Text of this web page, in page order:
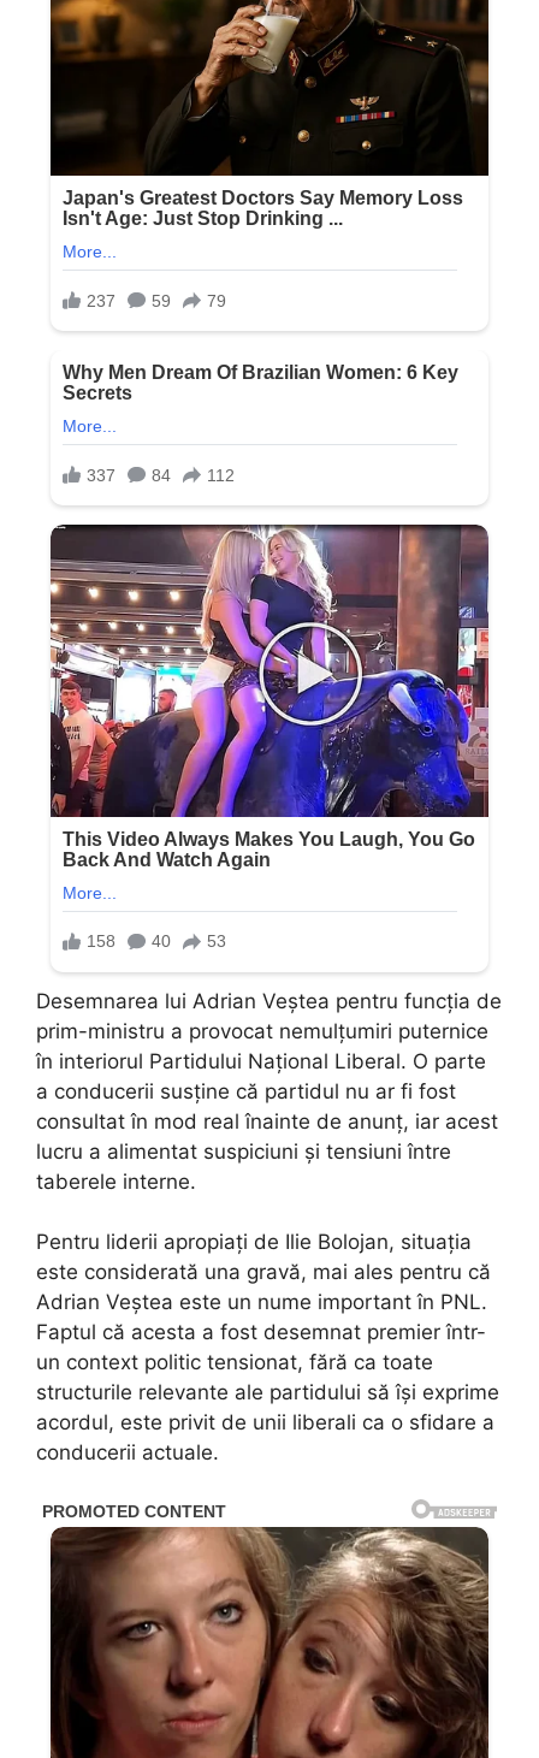
Desemnarea lui Adrian Veștea pentru funcția de
prim-ministru a provocat nemulțumiri puternice
în interiorul Partidului Național Liberal. O parte
a conducerii susține că partidul nu ar fi fost
consultat în mod real înainte de anunț, iar acest
lucru a alimentat suspiciuni și tensiuni între
taberele interne.
Pentru liderii apropiați de Ilie Bolojan, situația
este considerată una gravă, mai ales pentru că
Adrian Veștea este un nume important în PNL.
Faptul că acesta a fost desemnat premier într-
un context politic tensionat, fără ca toate
structurile relevante ale partidului să își exprime
acordul, este privit de unii liberali ca o sfidare a
conducerii actuale.